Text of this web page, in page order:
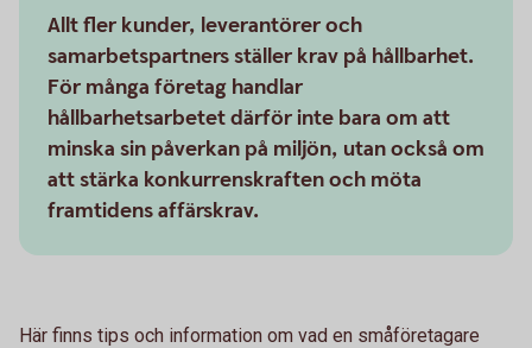
Allt fler kunder, leverantörer och
samarbetspartners ställer krav på hållbarhet.
För många företag handlar
hållbarhetsarbetet därför inte bara om att
minska sin påverkan på miljön, utan också om
att stärka konkurrenskraften och möta
framtidens affärskrav.
Här finns tips och information om vad en småföretagare